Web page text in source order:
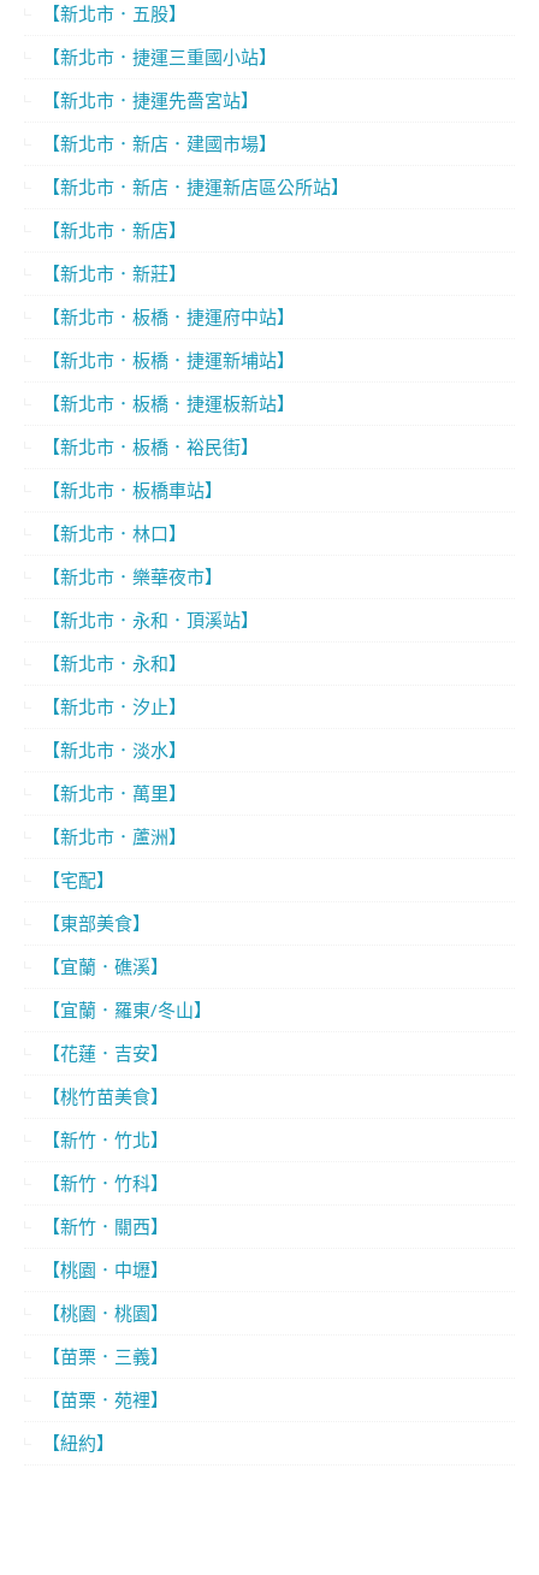
【新北市．五股】
【新北市．捷運三重國小站】
【新北市．捷運先嗇宮站】
【新北市．新店．建國市場】
【新北市．新店．捷運新店區公所站】
【新北市．新店】
【新北市．新莊】
【新北市．板橋．捷運府中站】
【新北市．板橋．捷運新埔站】
【新北市．板橋．捷運板新站】
【新北市．板橋．裕民街】
【新北市．板橋車站】
【新北市．林口】
【新北市．樂華夜市】
【新北市．永和．頂溪站】
【新北市．永和】
【新北市．汐止】
【新北市．淡水】
【新北市．萬里】
【新北市．蘆洲】
【宅配】
【東部美食】
【宜蘭．礁溪】
【宜蘭．羅東/冬山】
【花蓮．吉安】
【桃竹苗美食】
【新竹．竹北】
【新竹．竹科】
【新竹．關西】
【桃園．中壢】
【桃園．桃園】
【苗栗．三義】
【苗栗．苑裡】
【紐約】